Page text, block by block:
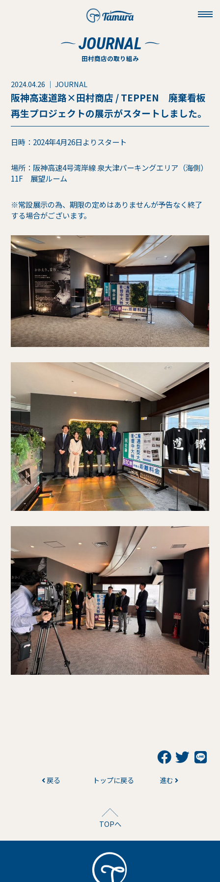
JOURNAL
田村商店の取り組み
2024.04.26 ｜ JOURNAL
阪神高速道路×田村商店 / TEPPEN 廃棄看板
再生プロジェクトの展示がスタートしました。
日時：2024年4月26日よりスタート
場所：阪神高速4号湾岸線 泉大津パーキングエリア（海側）
11F 展望ルーム
※常設展示の為、期限の定めはありませんが予告なく終了
する場合がございます。
戻る トップに戻る 進む
TOPへ